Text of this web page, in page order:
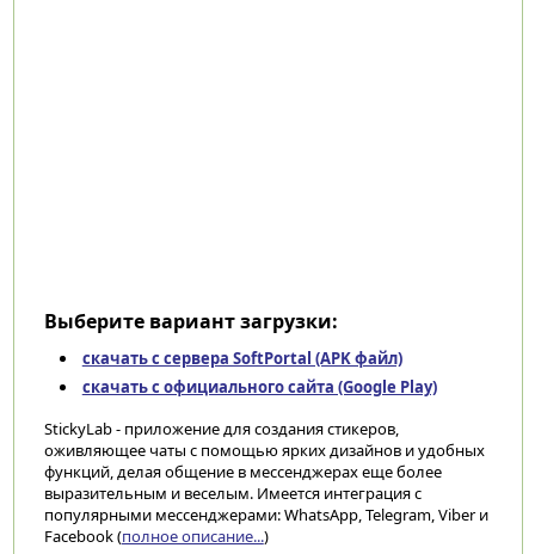
Выберите вариант загрузки:
скачать с сервера SoftPortal (APK файл)
скачать с официального сайта (Google Play)
StickyLab - приложение для создания стикеров,
оживляющее чаты с помощью ярких дизайнов и удобных
функций, делая общение в мессенджерах еще более
выразительным и веселым. Имеется интеграция с
популярными мессенджерами: WhatsApp, Telegram, Viber и
Facebook (полное описание...)